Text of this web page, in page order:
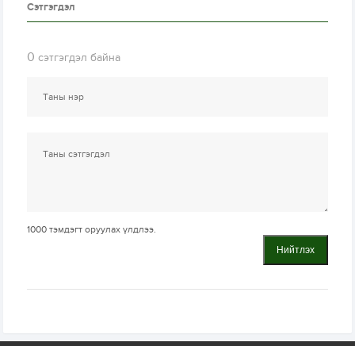
Сэтгэгдэл
0 сэтгэгдэл байна
1000 тэмдэгт оруулах үлдлээ.
Нийтлэх